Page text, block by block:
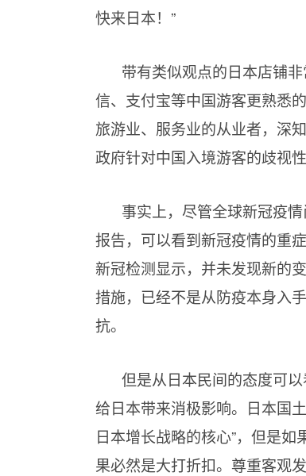
快来日本！”
带有类似观点的日本店铺
信、支付宝等中国游客更熟悉
旅游业、服务业的从业者，深
政府针对中国入境游客的歧视
事实上，尽管全球新冠疫
报告，可以看到新冠疫情的重
新冠检测显示，并未发现新的
措施，已经不是从防疫本身入
抗。
但是从日本民间的态度可
给日本带来消极影响。日本国
日本增长战略的核心”，但是
果必然是大打折扣。尊重客观